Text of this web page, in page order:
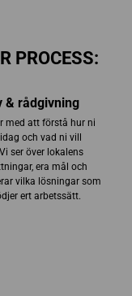
PROCESS:
& rådgivning
med att förstå hur ni
och vad ni vill
ser över lokalens
era mål och
vilka lösningar som
ert arbetssätt.